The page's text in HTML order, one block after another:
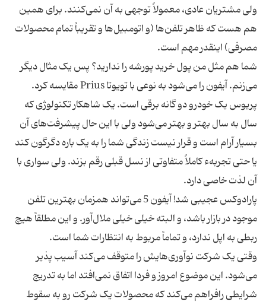
ولی مشتریان عادی، معمولاً توجهی به آن نمی‌کنند. برای همین
هم هست که ظاهر تلفن‌ها (و اتومبیل‌ها و تقریباً تمام محصولات
شما هم مثل من پول خرید پورشه را ندارید؟ پس یک مثال دیگر
می‌زنم. آیفون را می‌شود به نوعی با تویوتا Prius مقایسه کرد.
پریوس یک خودرو دو گانه برقی است. یک شاهکار تکنولوژی که
سال به سال بهتر و بهتر می‌شود ولی با این حال پیشرفت‌های آن
بسیار آرام است و قرار نیست زندگی شما را به یک باره دگرگون کند
یا حتی تجربهء کاملاً متفاوتی از نسل قبلی رقم بزند. ولی سواری با
پارادوکس عجیبی شد! آیفون 5 می‌تواند همزمان بهترین تلفن
موجود در بازار باشد، و البته خیلی خیلی ملال‌آور. و این مطلقاً هیچ
وقتی یک شرکت نوآوری‌هایش را متوقف می‌کند آسیب پذیر
می‌شود. این موضوع امروز و فردا اتفاق نمی‌افتد اما به تدریج
شرایطی رافراهم می‌کند که محصولات یک شرکت رو به سقوط